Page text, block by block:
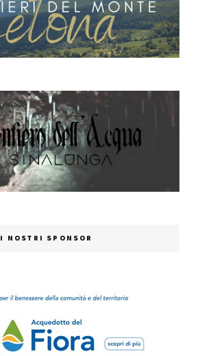
I NOSTRI SPONSOR